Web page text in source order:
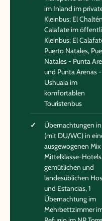
im Inland im
Kleinbus; El
Calafate im
Kleinbus; El
Puerto Natales,
Natales - Punta
und Punta Arenas -
Ushuaia im
komfortablen
Touristenbus
Übernachtungen
(mit DU/WC) in
ausgewogenen
Mittelklasse-
gemütlichen und
landesüblichen
und Estancias, 1
Übernachtung im
Mehrbettzimmer